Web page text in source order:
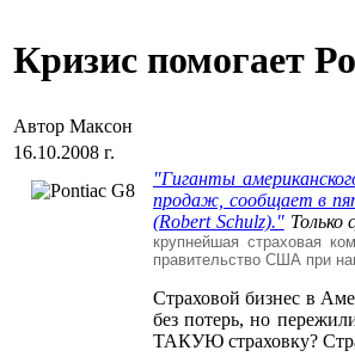
Кризис помогает
Автор Максон
16.10.2008 г.
"Гиганты
продаж, сообщает в
(Robert Schulz)."Только
крупнейшая страховая
правительство США при
Страховой бизнес в
без потерь, но
ТАКУЮ страховку?